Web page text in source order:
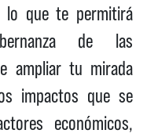
lo que te permitirá
de las
ampliar tu mirada
impactos que se
económicos,